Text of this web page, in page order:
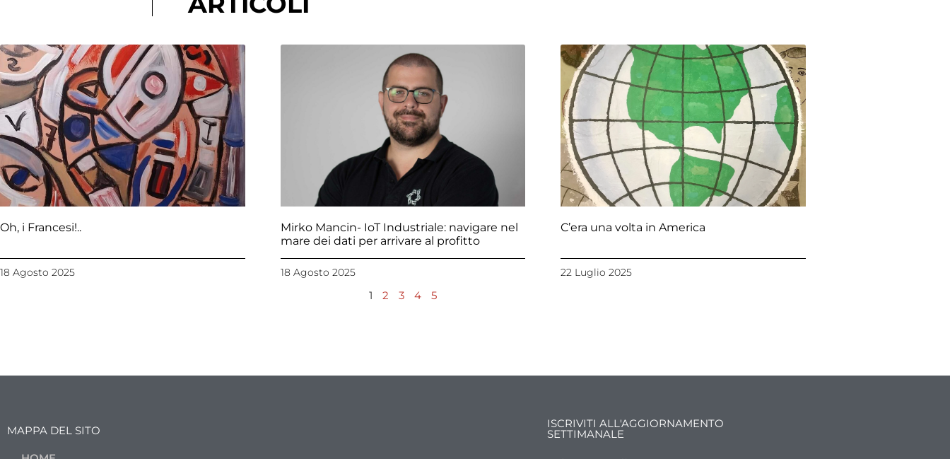
Oh, i Francesi!..
18 Agosto 2025
Mirko Mancin- IoT Industriale: navigare nel
mare dei dati per arrivare al profitto
18 Agosto 2025
C’era una volta in America
22 Luglio 2025
Pagina
1
Pagina
2
Pagina
3
Pagina
4 5
MAPPA DEL SITO
ISCRIVITI ALL'AGGIORNAMENTO
SETTIMANALE